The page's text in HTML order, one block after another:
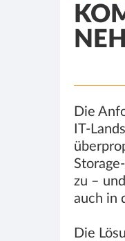
Die
IT-
zu –
auch in
Die